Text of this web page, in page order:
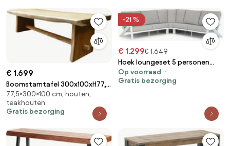
€ 1.699
Boomstamtafel 300x100xH77,5
cm - bladdikte 10 cm
77,5×300×100 cm, houten,
teakhouten
Gratis bezorging
-21 %
€ 1.299€ 1.649
Hoek loungeset 5 personen
Aluminium Wit Santika Furniture
Santika Cinta
Op voorraad
Gratis bezorging